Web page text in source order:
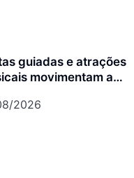
guiadas e atrações
movimentam a
2026